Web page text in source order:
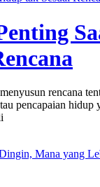
rencana
pencapaian hidup
Mana yang